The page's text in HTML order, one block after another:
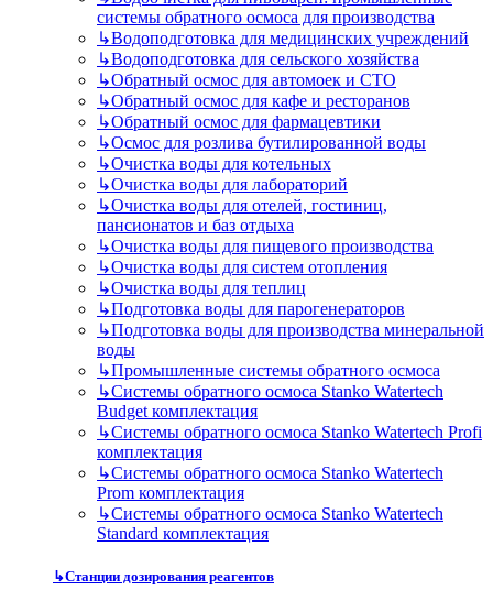
системы обратного осмоса для производства
↳Водоподготовка для медицинских учреждений
↳Водоподготовка для сельского хозяйства
↳Обратный осмос для автомоек и СТО
↳Обратный осмос для кафе и ресторанов
↳Обратный осмос для фармацевтики
↳Осмос для розлива бутилированной воды
↳Очистка воды для котельных
↳Очистка воды для лабораторий
↳Очистка воды для отелей, гостиниц,
пансионатов и баз отдыха
↳Очистка воды для пищевого производства
↳Очистка воды для систем отопления
↳Очистка воды для теплиц
↳Подготовка воды для парогенераторов
↳Подготовка воды для производства минеральной
воды
↳Промышленные системы обратного осмоса
↳Системы обратного осмоса Stanko Watertech
Budget комплектация
↳Системы обратного осмоса Stanko Watertech Profi
комплектация
↳Системы обратного осмоса Stanko Watertech
Prom комплектация
↳Системы обратного осмоса Stanko Watertech
Standard комплектация
↳Станции дозирования реагентов